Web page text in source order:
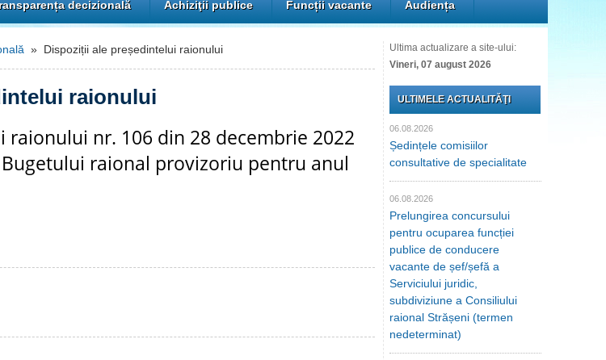
decizională Achiziţii publice Funcții vacante Audiența
» Dispoziții ale președintelui raionului
raionului
nr. 106 din 28 decembrie 2022
raional provizoriu pentru anul
Ultima actualizare a site-ului:
Vineri, 07 august 2026
ULTIMELE ACTUALITĂŢI
06.08.2026
Ședințele comisiilor
consultative de specialitate
06.08.2026
Prelungirea concursului
pentru ocuparea funcției
publice de conducere
vacante de șef/șefă a
Serviciului juridic,
subdiviziune a Consiliului
raional Strășeni (termen
nedeterminat)